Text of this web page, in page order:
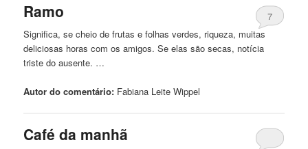
Ramo
7
Significa, se cheio de frutas e folhas verdes, riqueza, muitas
deliciosas horas com os amigos. Se elas são secas, notícia
triste do ausente. …
Autor do comentário: Fabiana Leite Wippel
Café da manhã